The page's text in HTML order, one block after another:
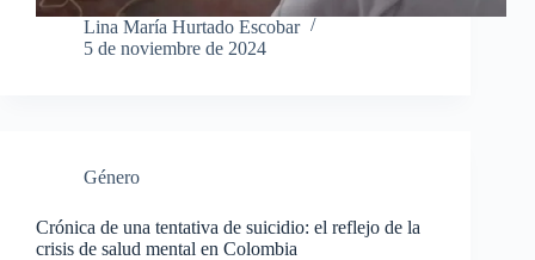
Lina María Hurtado Escobar
5 de noviembre de 2024
Género
Crónica de una tentativa de suicidio: el reflejo de la
crisis de salud mental en Colombia